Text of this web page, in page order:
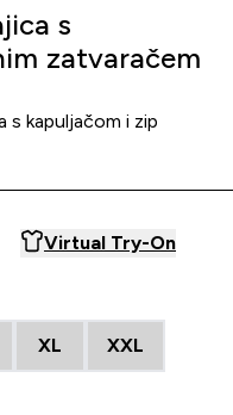
s
zatvaračem
s kapuljačom i zip
Virtual Try-On
XL XXL